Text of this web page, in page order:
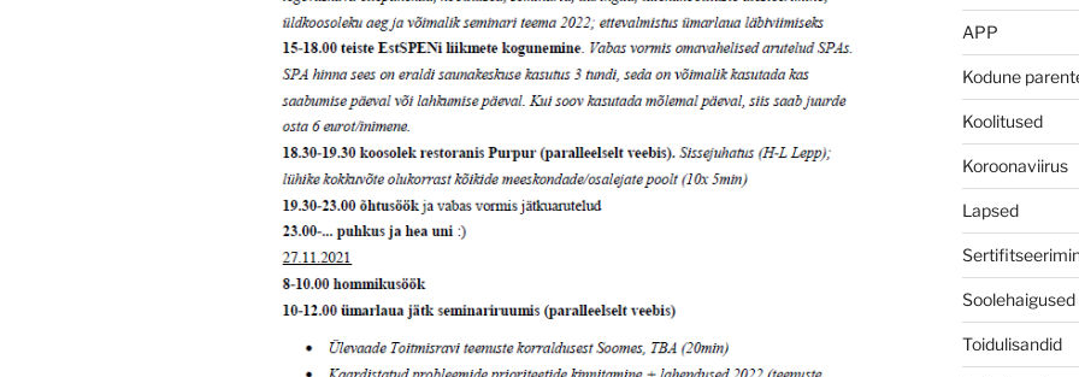
APP
Kodune
Koolitused
Koroonaviirus
Lapsed
Soolehaigused
Toidulisandid